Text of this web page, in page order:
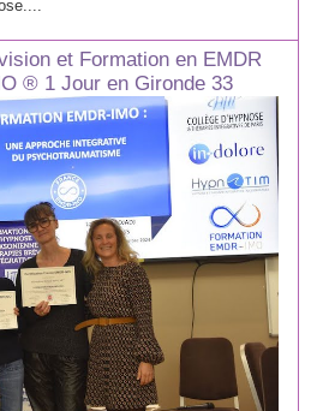
et Formation en EMDR
® 1 Jour en Gironde 33